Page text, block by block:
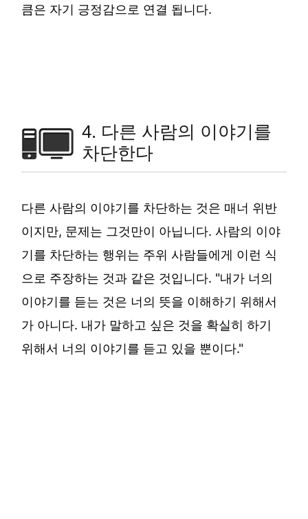
큼은 자기 긍정감으로 연결 됩니다.
4. 다른 사람의 이야기를
차단한다
다른 사람의 이야기를 차단하는 것은 매너 위반
이지만, 문제는 그것만이 아닙니다. 사람의 이야
기를 차단하는 행위는 주위 사람들에게 이런 식
으로 주장하는 것과 같은 것입니다. "내가 너의
이야기를 듣는 것은 너의 뜻을 이해하기 위해서
가 아니다. 내가 말하고 싶은 것을 확실히 하기
위해서 너의 이야기를 듣고 있을 뿐이다."